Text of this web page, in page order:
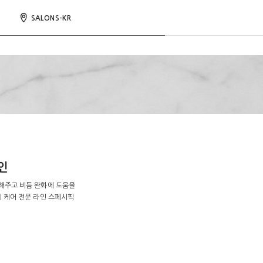
SALONS-KR
주고 비듬 완화에 도움을
케어 전문 라인 스페시픽